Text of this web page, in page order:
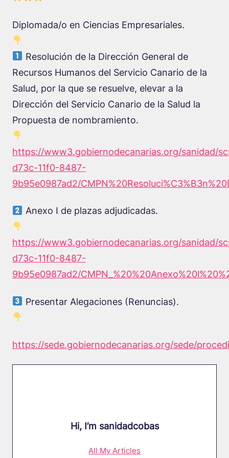
Diplomada/o en Ciencias Empresariales.
Resolución de la Dirección General de
Recursos Humanos del Servicio Canario de la
Salud, por la que se resuelve, elevar a la
Dirección del Servicio Canario de la Salud la
Propuesta de nombramiento.
https://www3.gobiernodecanarias.org/sanidad/
d73c-11f0-8487-
9b95e0987ad2/
Anexo I de plazas adjudicadas.
https://www3.gobiernodecanarias.org/sanidad/
d73c-11f0-8487-
9b95e0987ad2/
Presentar Alegaciones (Renuncias).
https://sede.gobiernodecanarias.org/sede/
Hi, I’m sanidadcobas
All My Articles